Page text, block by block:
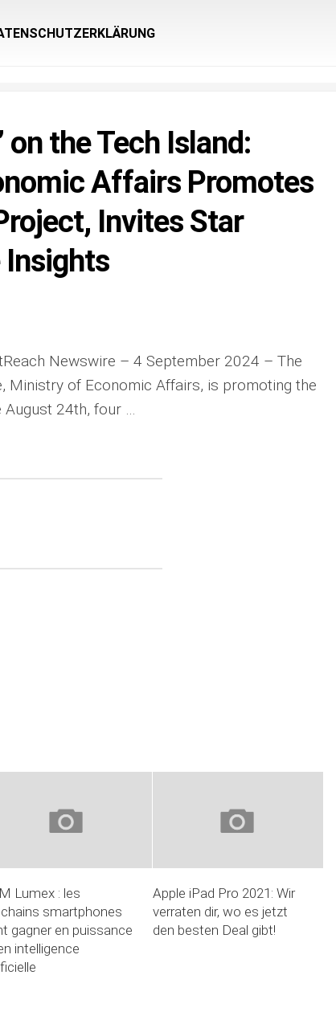
on the Tech Island:
Affairs Promotes
Invites Star
Insights
Newswire – 4 September 2024 – The
Ministry of Economic Affairs, is promoting the
August 24th, four …
Lumex : les
smartphones
gagner en puissance
intelligence
Apple iPad Pro 2021: Wir
verraten dir, wo es jetzt
den besten Deal gibt!